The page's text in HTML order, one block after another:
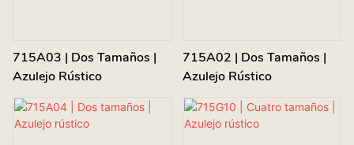
715A03 | Dos Tamaños |
Azulejo Rústico
715A02 | Dos Tamaños |
Azulejo Rústico